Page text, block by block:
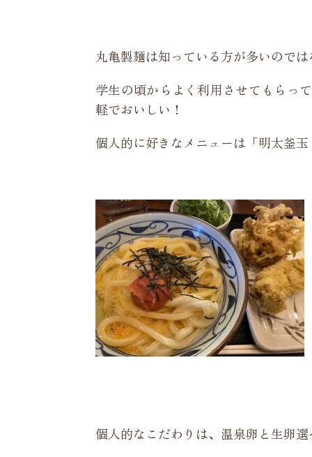
丸亀製麺は知っている方が多いので
学生の頃からよく利用させてもらっ
軽でおいしい！
個人的に好きなメニューは「明太釜
個人的なこだわりは、温泉卵と生卵